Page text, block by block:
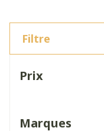
Filtre
Prix
Marques